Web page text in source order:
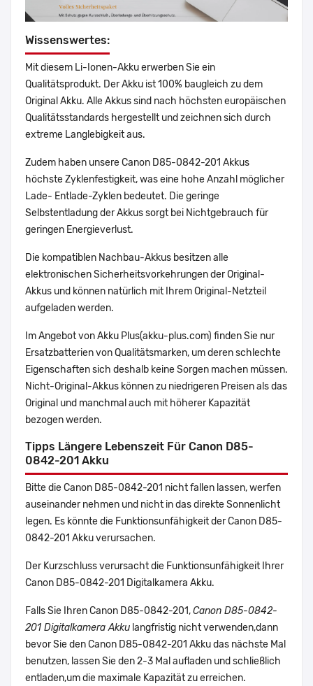
Wissenswertes:
Mit diesem Li-Ionen-Akku erwerben Sie ein
Qualitätsprodukt. Der Akku ist 100% baugleich zu dem
Original Akku. Alle Akkus sind nach höchsten europäischen
Qualitätsstandards hergestellt und zeichnen sich durch
extreme Langlebigkeit aus.
Zudem haben unsere Canon D85-0842-201 Akkus
höchste Zyklenfestigkeit, was eine hohe Anzahl möglicher
Lade- Entlade-Zyklen bedeutet. Die geringe
Selbstentladung der Akkus sorgt bei Nichtgebrauch für
geringen Energieverlust.
Die kompatiblen Nachbau-Akkus besitzen alle
elektronischen Sicherheitsvorkehrungen der Original-
Akkus und können natürlich mit Ihrem Original-Netzteil
aufgeladen werden.
Im Angebot von Akku Plus(akku-plus.com) finden Sie nur
Ersatzbatterien von Qualitätsmarken, um deren schlechte
Eigenschaften sich deshalb keine Sorgen machen müssen.
Nicht-Original-Akkus können zu niedrigeren Preisen als das
Original und manchmal auch mit höherer Kapazität
bezogen werden.
Tipps Längere Lebenszeit Für Canon D85-
0842-201 Akku
Bitte die Canon D85-0842-201 nicht fallen lassen, werfen
auseinander nehmen und nicht in das direkte Sonnenlicht
legen. Es könnte die Funktionsunfähigkeit der Canon D85-
0842-201 Akku verursachen.
Der Kurzschluss verursacht die Funktionsunfähigkeit Ihrer
Canon D85-0842-201 Digitalkamera Akku.
Falls Sie Ihren Canon D85-0842-201,Canon D85-0842-
201 Digitalkamera Akku langfristig nicht verwenden,dann
bevor Sie den Canon D85-0842-201 Akku das nächste Mal
benutzen, lassen Sie den 2-3 Mal aufladen und schließlich
entladen,um die maximale Kapazität zu erreichen.